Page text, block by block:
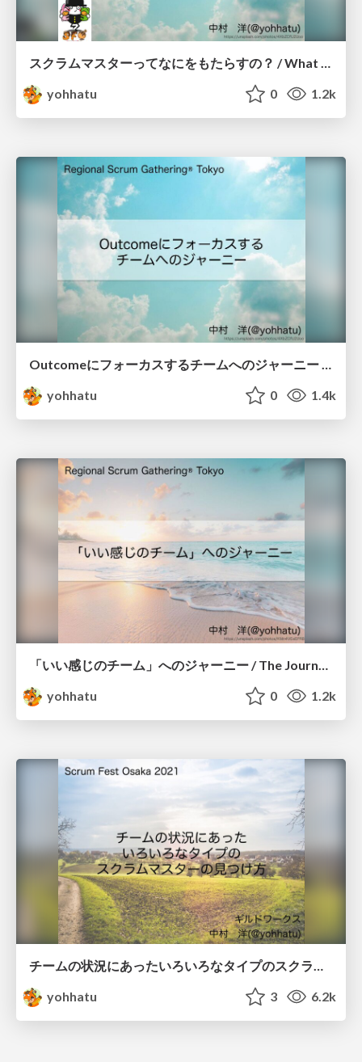
スクラムマスターってなにをもたらすの？ / What the Scrum Master brings
yohhatu
0 1.2k
yohhatu
0 1.4k
「いい感じのチーム」へのジャーニー / The Journey to a "Good Team"
yohhatu
0 1.2k
チームの状況にあったいろいろなタイプのスクラムマスターの見つけ方 / How to find the Scrum Master that fits your team's situation
yohhatu
3 6.2k